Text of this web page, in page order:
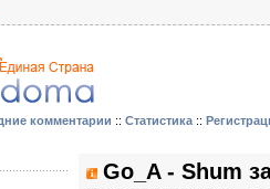
комментарии :: Статистика ::
Go_A - Shum